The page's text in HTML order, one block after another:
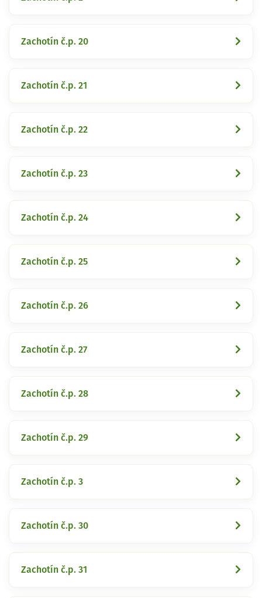
Zachotín č.p. 20
Zachotín č.p. 21
Zachotín č.p. 22
Zachotín č.p. 23
Zachotín č.p. 24
Zachotín č.p. 25
Zachotín č.p. 26
Zachotín č.p. 27
Zachotín č.p. 28
Zachotín č.p. 29
Zachotín č.p. 3
Zachotín č.p. 30
Zachotín č.p. 31